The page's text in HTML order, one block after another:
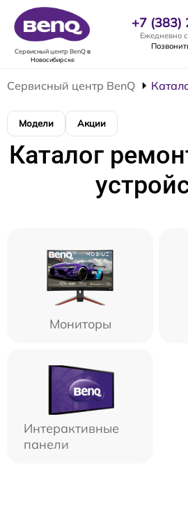
Сервисный центр BenQв
Новосибирске
+7 (383)
Ежедневно
Сервисный центр BenQ
Модели Акции
Каталог
Мониторы
Интерактивные
панели